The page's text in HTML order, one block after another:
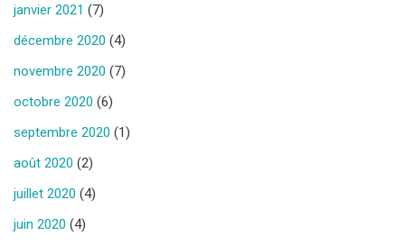
janvier 2021 (7)
décembre 2020 (4)
novembre 2020 (7)
octobre 2020 (6)
septembre 2020 (1)
août 2020 (2)
juillet 2020 (4)
juin 2020 (4)